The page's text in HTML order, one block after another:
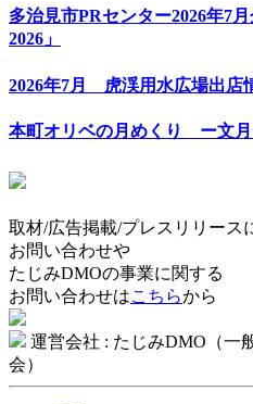
多治見市PRセンター2026年7
2026」
2026年7月 虎渓用水広場出店
本町オリベの月めくり ー文
取材/広告掲載/プレスリリース
お問い合わせや
たじみDMOの事業に関する
お問い合わせはこちらから
運営会社 : たじみDMO（一
会）